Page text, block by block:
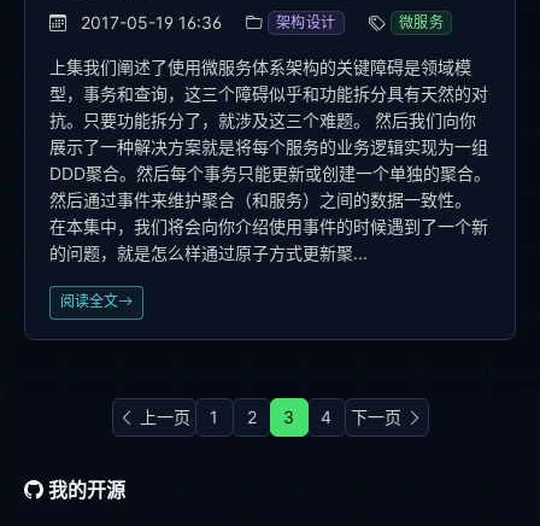
2017-05-19 16:36 架构设计 微服务
上集我们阐述了使用微服务体系架构的关键障碍是领域模
型，事务和查询，这三个障碍似乎和功能拆分具有天然的对
抗。只要功能拆分了，就涉及这三个难题。 然后我们向你
展示了一种解决方案就是将每个服务的业务逻辑实现为一组
DDD聚合。然后每个事务只能更新或创建一个单独的聚合。
然后通过事件来维护聚合（和服务）之间的数据一致性。
在本集中，我们将会向你介绍使用事件的时候遇到了一个新
的问题，就是怎么样通过原子方式更新聚...
阅读全文
上一页 1 2 3 4 下一页
我的开源